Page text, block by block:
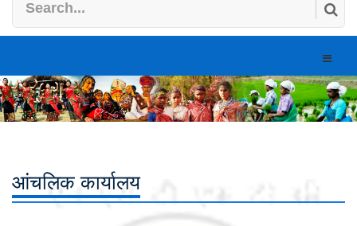
Toggle
आंचलिक कार्यालय